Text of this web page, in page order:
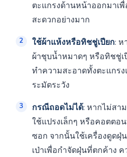
ตะแกรงด้านหน้าออกมาเ
สะดวกอย่างมาก
ใช้ผ้าแห้งหรือทิชชู่เปียก: ห
ผ้าชุบน้ำหมาดๆ หรือทิชชู่เ
ทำความสะอาดทั้งตะแกร
ระมัดระวัง
กรณีถอดไม่ได้: หากไม่สา
ใช้แปรงเล็กๆ หรือคอตตอ
ซอก จากนั้นใช้เครื่องดูดฝุ่
เป่าเพื่อกำจัดฝุ่นที่ตกค้าง